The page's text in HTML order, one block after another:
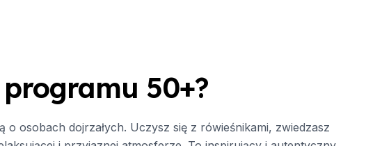
50+?
osobach dojrzałych. Uczysz się z rówieśnikami, zwiedzasz